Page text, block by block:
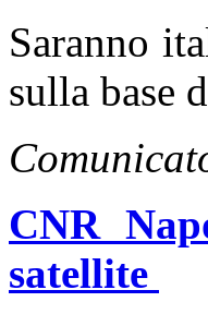
Saranno
sulla base
CNR
satellite